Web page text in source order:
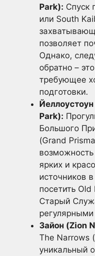
Park): Спуск
или South
позволяет
Однако,
обратно –
требующее
подготовки.
Park):
Большого
(Grand
ярких и
источников
посетить
Старый
Зайон (Zion
The Narrows
уникальный